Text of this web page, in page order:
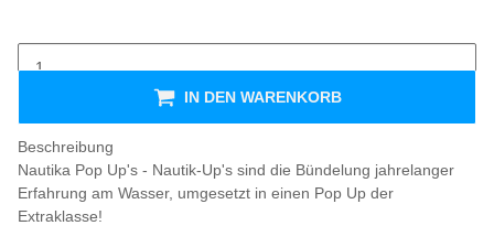
IN DEN WARENKORB
Beschreibung
Nautika Pop Up's - Nautik-Up's sind die Bündelung jahrelanger
Erfahrung am Wasser, umgesetzt in einen Pop Up der
Extraklasse!